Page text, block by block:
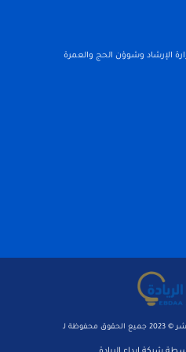
الإرشاد وشوؤن الحج والعمرة
محفوظة لـ